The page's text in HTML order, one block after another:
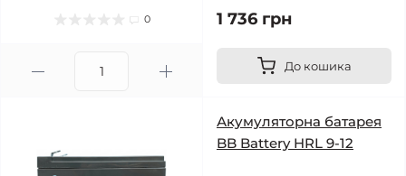
0 1 736 грн
До кошика
Акумуляторна батарея
BB Battery HRL 9-12